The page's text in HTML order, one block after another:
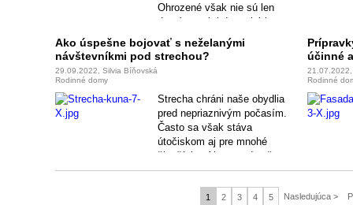
Ohrozené však nie sú len
domácnosti, kde sa kúri
tuhými palivami, rizikom je aj
elektrina či plyn. Škodám na
predísť.
Ako úspešne bojovať s neželanými
návštevníkmi pod strechou?
29.09.2022, Silvia Bíňovská
Rodinné domy
Strecha chráni naše obydlia
pred nepriaznivým počasím.
Často sa však stáva
útočiskom aj pre mnohé
živočíchy. Ak sa pod vašou
strechou usídli zviera, je to
varovný signál poškodeného
strešného plášťa.
účinné
21.07.2022,
Rodinné
1 2 3 4 5 Nasledujúca >